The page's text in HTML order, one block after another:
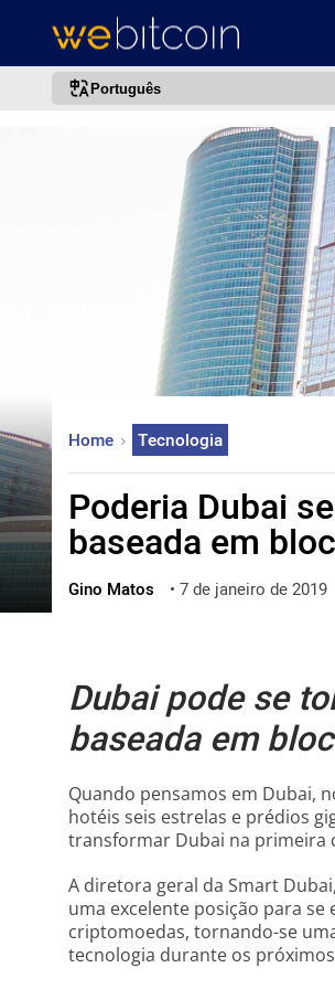
Português
português (BR)
한국어
العربية
ไทย
ქართული
Home Tecnologia
Poderia Dubai
baseada em
Gino Matos • 7 de janeiro de 2019
Dubai pode se
baseada em
Quando pensamos em Dubai,
hotéis seis estrelas e prédios
transformar Dubai na primeira
A diretora geral da Smart
uma excelente posição para
criptomoedas, tornando-se
tecnologia durante os